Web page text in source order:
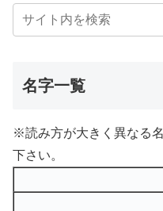
名字一覧
※読み方が大きく異なる
下さい。